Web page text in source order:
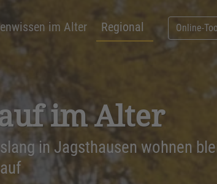
im Alter Regional Online-
im Alter
in Jagsthausen wohnen